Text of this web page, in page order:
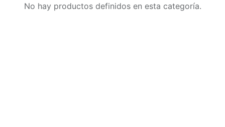
No hay productos definidos en esta categoría.